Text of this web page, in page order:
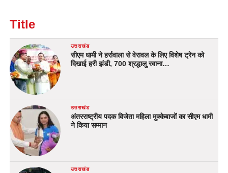
Title
उत्तराखंड
सीएम धामी ने हर्रावाला से वेरावल के लिए विशेष ट्रेन को
दिखाई हरी झंडी, 700 श्रद्धालु रवाना…
उत्तराखंड
अंतरराष्ट्रीय पदक विजेता महिला मुक्केबाजों का सीएम धामी
ने किया सम्मान
उत्तराखंड